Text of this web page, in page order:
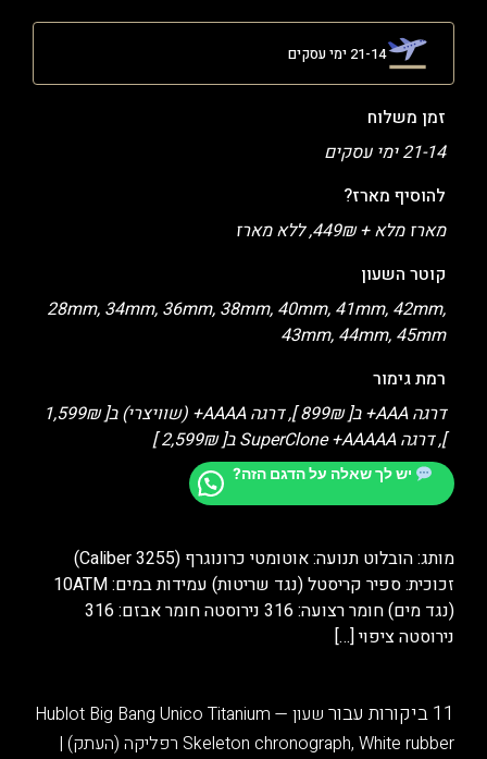
21-14 ימי עסקים
זמן משלוח
21-14 ימי עסקים
להוסיף מארז?
מארז מלא + 449₪, ללא מארז
קוטר השעון
28mm, 34mm, 36mm, 38mm, 40mm, 41mm, 42mm,
43mm, 44mm, 45mm
רמת גימור
דרגה AAA+ ב[ 899₪ ], דרגה AAAA+ (שוויצרי) ב[ 1,599₪
], דרגה SuperClone +AAAAA ב[ 2,599₪ ]
יש לך שאלה על הדגם הזה?
מותג: הובלוט תנועה: אוטומטי כרונוגרף (Caliber 3255)
זכוכית: ספיר קריסטל (נגד שריטות) עמידות במים: 10ATM
(נגד מים) חומר רצועה: 316 נירוסטה חומר אבזם: 316
נירוסטה ציפוי […]
11 ביקורות עבור
שעון Hublot Big Bang Unico Titanium —
Skeleton chronograph, White rubber רפליקה (העתק) |